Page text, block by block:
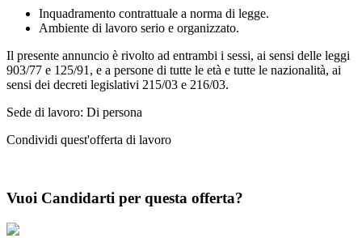
Inquadramento contrattuale a norma di legge.
Ambiente di lavoro serio e organizzato.
Il presente annuncio è rivolto ad entrambi i sessi, ai sensi delle leggi
903/77 e 125/91, e a persone di tutte le età e tutte le nazionalità, ai
sensi dei decreti legislativi 215/03 e 216/03.
Sede di lavoro: Di persona
Condividi quest'offerta di lavoro
Vuoi Candidarti per questa offerta?